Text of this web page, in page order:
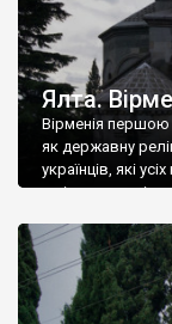
Ялта.
Вірменія першою
як державну
українців, які
є відданими